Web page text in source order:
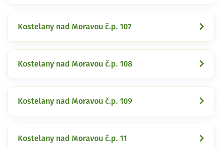
Kostelany nad Moravou č.p. 107
Kostelany nad Moravou č.p. 108
Kostelany nad Moravou č.p. 109
Kostelany nad Moravou č.p. 11